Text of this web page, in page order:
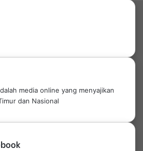
media online yang menyajikan
dan Nasional